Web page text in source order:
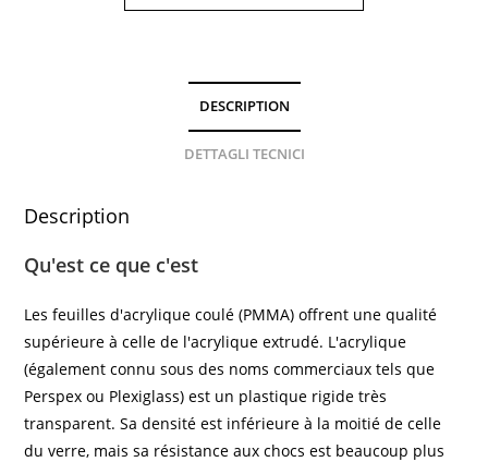
DESCRIPTION
DETTAGLI TECNICI
Description
Qu'est ce que c'est
Les feuilles d'acrylique coulé (PMMA) offrent une qualité
supérieure à celle de l'acrylique extrudé. L'acrylique
(également connu sous des noms commerciaux tels que
Perspex ou Plexiglass) est un plastique rigide très
transparent. Sa densité est inférieure à la moitié de celle
du verre, mais sa résistance aux chocs est beaucoup plus